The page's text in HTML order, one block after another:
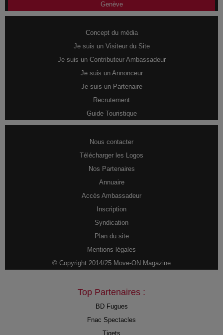
Genève
Concept du média
Je suis un Visiteur du Site
Je suis un Contributeur Ambassadeur
Je suis un Annonceur
Je suis un Partenaire
Recrutement
Guide Touristique
Nous contacter
Télécharger les Logos
Nos Partenaires
Annuaire
Accès Ambassadeur
Inscription
Syndication
Plan du site
Mentions légales
© Copyright 2014/25 Move-ON Magazine
Top Partenaires :
BD Fugues
Fnac Spectacles
Tiqets